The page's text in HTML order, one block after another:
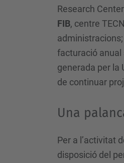
Research
FIB, centre
administracions;
facturació anual
generada per la
de continuar
Una
Per a l’activitat
disposició del